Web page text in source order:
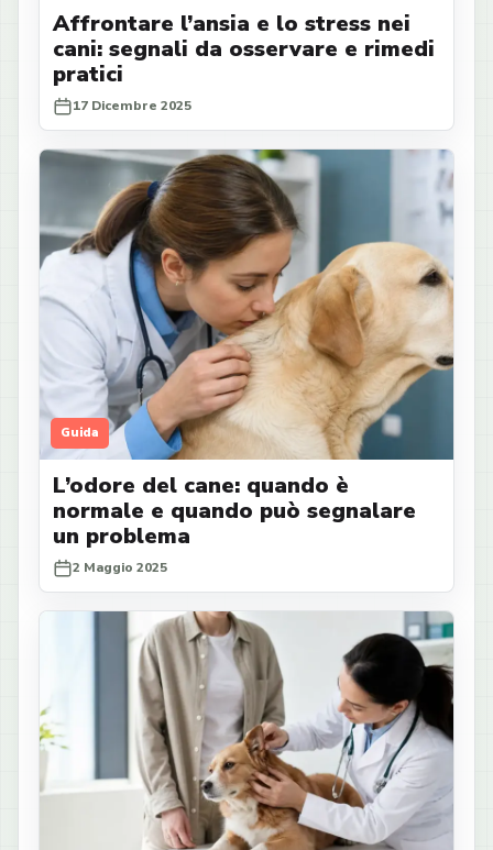
Affrontare l’ansia e lo stress nei
cani: segnali da osservare e rimedi
pratici
17 Dicembre 2025
Guida
L’odore del cane: quando è
normale e quando può segnalare
un problema
2 Maggio 2025